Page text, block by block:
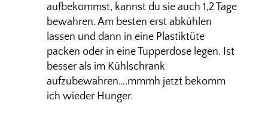
aufbekommst, kannst du sie auch 1,2 Tage
bewahren. Am besten erst abkühlen
lassen und dann in eine Plastiktüte
packen oder in eine Tupperdose legen. Ist
besser als im Kühlschrank
aufzubewahren….mmmh jetzt bekomm
ich wieder Hunger.